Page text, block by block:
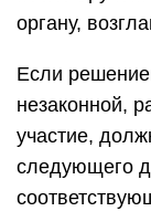
органу,
Если
незаконной,
участие,
следующего